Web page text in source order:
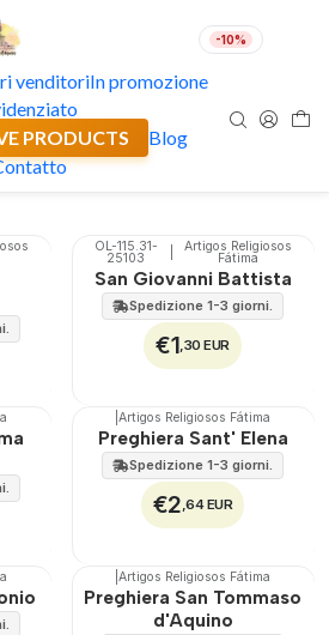
-10%
venditoriIn promozione
PRODUCTS
Blog
con preghiera
con medaglia e preghiera.
Filtri
OL-115.31-
25103
Artigos Religiosos
Fátima
San Giovanni Battista
Spedizione 1-3 giorni.
€1,30 EUR
|Artigos Religiosos Fátima
Preghiera Sant' Elena
Spedizione 1-3 giorni.
€2,64 EUR
|Artigos Religiosos Fátima
Preghiera San Tommaso
d'Aquino